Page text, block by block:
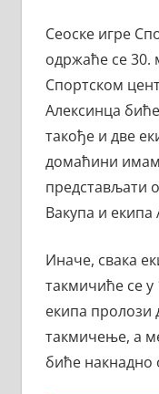
Сеоске игре
одржаће се 30.
Спортском
Алексинца
такође и две
домаћини
представљати
Вакупа и екипа
Иначе, свака
такмичиће се
екипа
такмичење, а
биће накнадно